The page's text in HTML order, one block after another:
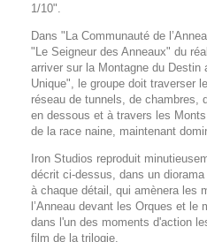
1/10".
Dans "La Communauté de
"Le Seigneur des Anneaux" du
arriver sur la Montagne du Destin
Unique", le groupe doit traverser
réseau de tunnels, de chambres,
en dessous et à travers les
de la race naine, maintenant
Iron Studios reproduit
décrit ci-dessus, dans un
à chaque détail, qui amènera les
l’Anneau devant les Orques et le
dans l'un des moments d'action
film de la trilogie.